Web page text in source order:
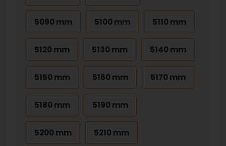
5090 mm 5100 mm 5110 mm
5120 mm 5130 mm 5140 mm
5150 mm 5160 mm 5170 mm
5180 mm 5190 mm
5200 mm 5210 mm